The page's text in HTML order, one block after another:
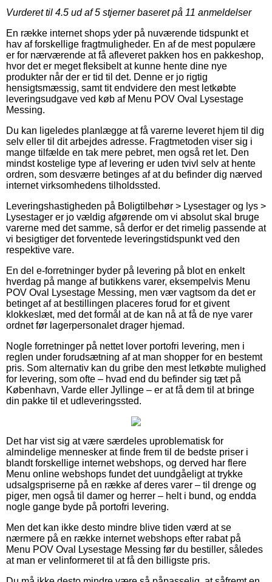
Vurderet til 4.5 ud af 5 stjerner baseret på 11 anmeldelser
En række internet shops yder på nuværende tidspunkt et
hav af forskellige fragtmuligheder. En af de mest populære
er for nærværende at få afleveret pakken hos en pakkeshop,
hvor det er meget fleksibelt at kunne hente dine nye
produkter når der er tid til det. Denne er jo rigtig
hensigtsmæssig, samt tit endvidere den mest letkøbte
leveringsudgave ved køb af Menu POV Oval Lysestage
Messing.
Du kan ligeledes planlægge at få varerne leveret hjem til dig
selv eller til dit arbejdes adresse. Fragtmetoden viser sig i
mange tilfælde en tak mere pebret, men også ret let. Den
mindst kostelige type af levering er uden tvivl selv at hente
ordren, som desværre betinges af at du befinder dig nærved
internet virksomhedens tilholdssted.
Leveringshastigheden på Boligtilbehør > Lysestager og lys >
Lysestager er jo vældig afgørende om vi absolut skal bruge
varerne med det samme, så derfor er det rimelig passende at
vi besigtiger det forventede leveringstidspunkt ved den
respektive vare.
En del e-forretninger byder på levering på blot en enkelt
hverdag på mange af butikkens varer, eksempelvis Menu
POV Oval Lysestage Messing, men vær vagtsom da det er
betinget af at bestillingen placeres forud for et givent
klokkeslæt, med det formål at de kan nå at få de nye varer
ordnet før lagerpersonalet drager hjemad.
Nogle forretninger på nettet lover portofri levering, men i
reglen under forudsætning af at man shopper for en bestemt
pris. Som alternativ kan du gribe den mest letkøbte mulighed
for levering, som ofte – hvad end du befinder sig tæt på
København, Varde eller Jyllinge – er at få dem til at bringe
din pakke til et udleveringssted.
Det har vist sig at være særdeles uproblematisk for
almindelige mennesker at finde frem til de bedste priser i
blandt forskellige internet webshops, og derved har flere
Menu online webshops fundet det uundgåeligt at trykke
udsalgspriserne på en række af deres varer – til drenge og
piger, men også til damer og herrer – helt i bund, og endda
nogle gange byde på portofri levering.
Men det kan ikke desto mindre blive tiden værd at se
nærmere på en række internet webshops efter rabat på
Menu POV Oval Lysestage Messing før du bestiller, således
at man er velinformeret til at få den billigste pris.